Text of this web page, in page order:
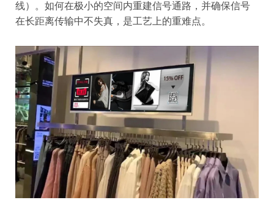
线）。如何在极小的空间内重建信号通路，并确保信号
在长距离传输中不失真，是工艺上的重难点。